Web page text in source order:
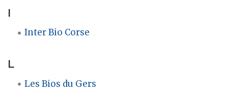
I
Inter Bio Corse
L
Les Bios du Gers